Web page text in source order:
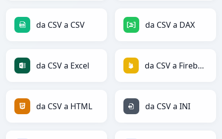
da CSV a CSV da CSV a DAX
da CSV a Excel da CSV a Firebase
da CSV a HTML da CSV a INI